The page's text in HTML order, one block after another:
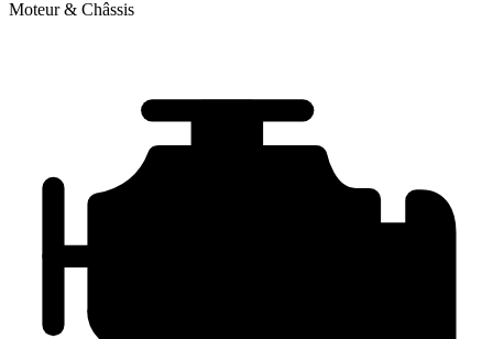
Moteur & Châssis